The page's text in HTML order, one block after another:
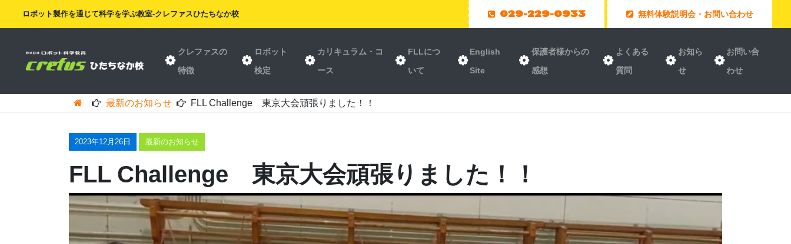
ロボット製作を通じて科学を学ぶ教室-クレファスひたちなか校 029-229-0933 無料体験説明会・お問い合わせ
クレファスの
特徴
ロボット
検定
カリキュラム・コ
ース
FLLにつ
いて
English
Site
保護者様からの
感想
よくある
質問
お知ら
せ
お問い合
わせ
最新のお知らせ FLL Challenge 東京大会頑張りました！！
2023年12月26日 最新のお知らせ
FLL Challenge 東京大会頑張りました！！